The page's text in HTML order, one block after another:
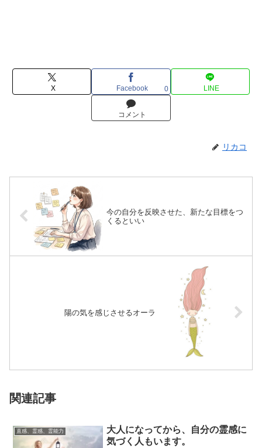
X Facebook 0 LINE
コメント
リカコ
今の自分を反映させた、新たな目標をつ
くるといい
陽の気を感じさせるオーラ
関連記事
直感、霊感、霊能力
大人になってから、自分の霊感に
気づく人もいます。